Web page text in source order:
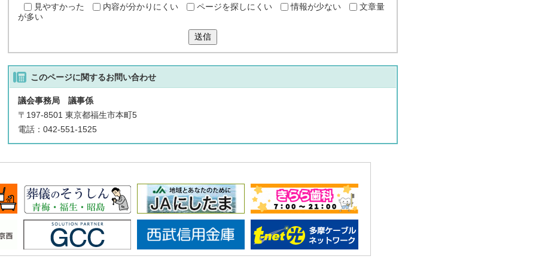
見やすかった 内容が分かりにくい ページを探しにくい 情報が少ない
文章量
が多い
送信
このページに関するお問い合わせ
議会事務局 議事係
〒197-8501 東京都福生市本町5
電話：042-551-1525